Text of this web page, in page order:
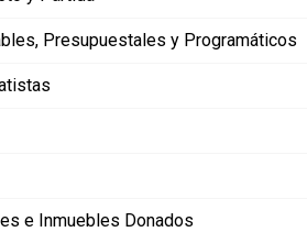
Presupuestales y Programáticos
e Inmuebles Donados